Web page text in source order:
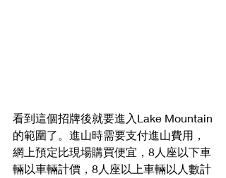
看到這個招牌後就要進入Lake Mountain
的範圍了。進山時需要支付進山費用，
網上預定比現場購買便宜，8人座以下車
輛以車輛計價，8人座以上車輛以人數計